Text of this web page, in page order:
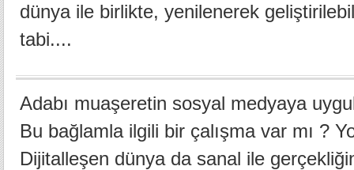
dünya ile birlikte, yenilenerek
tabi....
Adabı muaşeretin sosyal medyaya
Bu bağlamla ilgili bir çalışma var mı ?
Dijitalleşen dünya da sanal ile